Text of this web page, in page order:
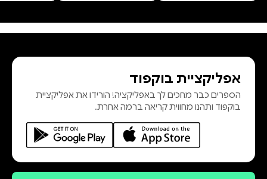
ובתקווה. חיים חיימוף, מן הפוריים
שבסופרי ישראל, נולד בבולגריה בשנת
1931 ועלה ארצה ב־1950; הוא פרופסו
אפליקציית בוקפוד
הספרים כבר מחכים לך באפליקציה! הורידו את אפליקציית
בוקפוד ותהנו מחווית קריאה ברמה אחרת.